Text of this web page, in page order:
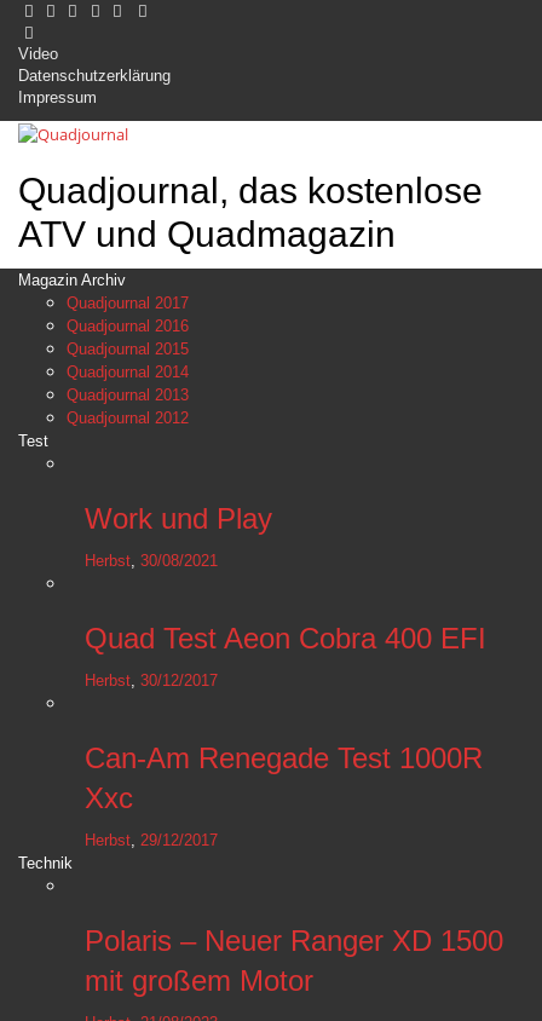
Video
Datenschutzerklärung
Impressum
Quadjournal, das kostenlose
ATV und Quadmagazin
Magazin Archiv
Quadjournal 2017
Quadjournal 2016
Quadjournal 2015
Quadjournal 2014
Quadjournal 2013
Quadjournal 2012
Test
Work und Play
Herbst 30/08/2021
Quad Test Aeon Cobra 400 EFI
Herbst 30/12/2017
Can-Am Renegade Test 1000R
Xxc
Herbst 29/12/2017
Technik
Polaris – Neuer Ranger XD 1500
mit großem Motor